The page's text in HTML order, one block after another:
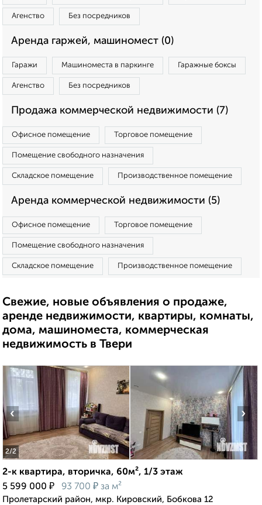
Агенство Без посредников
Аренда гаржей, машиномест (0)
Гаражи Машиноместа в паркинге Гаражные боксы
Агенство Без посредников
Продажа коммерческой недвижимости (7)
Офисное помещение Торговое помещение
Помещение свободного назначения
Складское помещение Производственное помещение
Аренда коммерческой недвижимости (5)
Офисное помещение Торговое помещение
Помещение свободного назначения
Складское помещение Производственное помещение
Свежие, новые объявления о продаже,
аренде недвижимости, квартиры, комнаты,
дома, машиноместа, коммерческая
недвижимость в Твери
2/2
‹ ›
2-к квартира, вторичка, 60м², 1/3 этаж
5 599 000 ₽ 93 700 ₽ за м²
Пролетарский район, мкр. Кировский, Бобкова 12